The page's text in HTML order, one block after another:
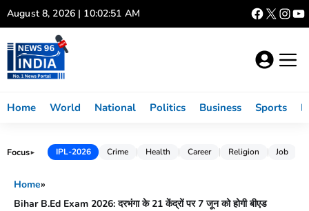
Skip
to
content
August 8, 2026 | 10:02:52 AM
Home World National Politics Business Sports
Focus► IPL-2026 Crime Health Career Religion Job
Home»
Bihar B.Ed Exam 2026: दरभंगा के 21 केंद्रों पर 7 जून को होगी बीएड